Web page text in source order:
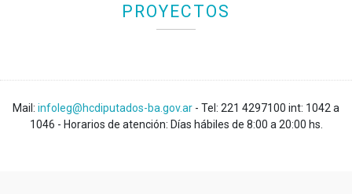
PROYECTOS
Mail: infoleg@hcdiputados-ba.gov.ar - Tel: 221 4297100 int: 1042 a
1046 - Horarios de atención: Días hábiles de 8:00 a 20:00 hs.